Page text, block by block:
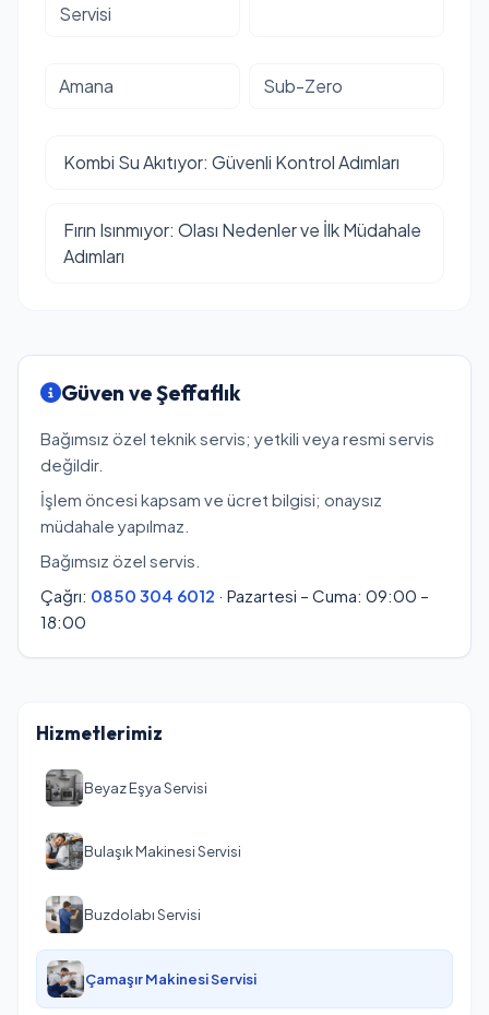
Servisi
Amana Sub-Zero
Kombi Su Akıtıyor: Güvenli Kontrol Adımları
Fırın Isınmıyor: Olası Nedenler ve İlk Müdahale
Adımları
Güven ve Şeffaflık
Bağımsız özel teknik servis; yetkili veya resmi servis
değildir.
İşlem öncesi kapsam ve ücret bilgisi; onaysız
müdahale yapılmaz.
Bağımsız özel servis.
Çağrı: 0850 304 6012 · Pazartesi – Cuma: 09:00 –
18:00
Hizmetlerimiz
Beyaz Eşya Servisi
Bulaşık Makinesi Servisi
Buzdolabı Servisi
Çamaşır Makinesi Servisi